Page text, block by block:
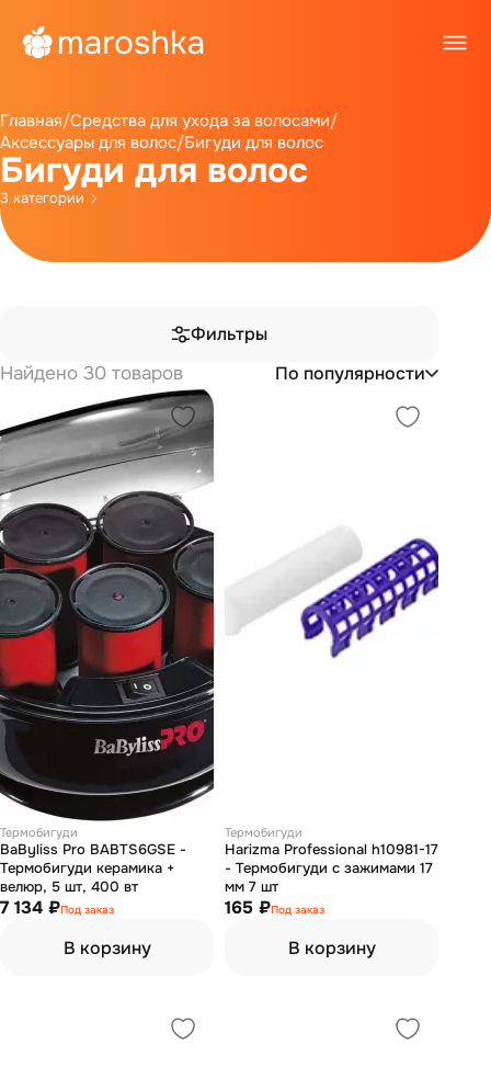
Главная/Средства для ухода за волосами/
Аксессуары для волос/Бигуди для волос
Бигуди для волос
3 категории
Фильтры
Найдено 30 товаров
По популярности
Термобигуди
BaByliss Pro BABTS6GSE -
Термобигуди керамика +
велюр, 5 шт, 400 вт
7 134 ₽Под заказ
В корзину
Термобигуди
Harizma Professional h10981-17
- Термобигуди с зажимами 17
мм 7 шт
165 ₽Под заказ
В корзину